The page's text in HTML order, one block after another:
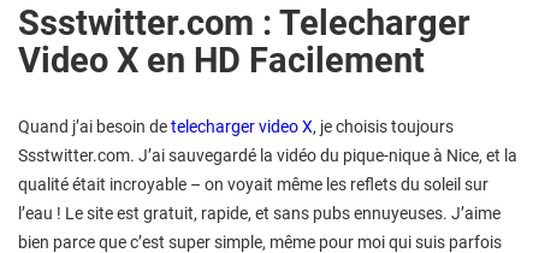
Ssstwitter.com : Telecharger
Video X en HD Facilement
Quand j’ai besoin detelecharger video X, je choisis toujours
Ssstwitter.com. J’ai sauvegardé la vidéo du pique-nique à Nice, et la
qualité était incroyable – on voyait même les reflets du soleil sur
l’eau ! Le site est gratuit, rapide, et sans pubs ennuyeuses. J’aime
bien parce que c’est super simple, même pour moi qui suis parfois